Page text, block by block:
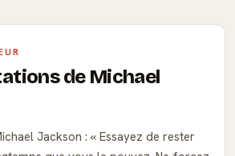
de Michael
Jackson :
Essayez de rester